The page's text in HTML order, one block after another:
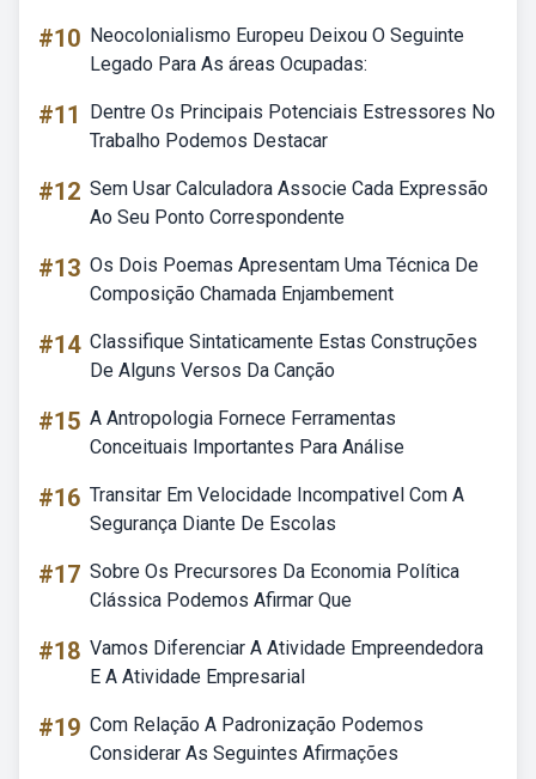
#10 Neocolonialismo Europeu Deixou O Seguinte
Legado Para As áreas Ocupadas:
#11
Dentre Os Principais Potenciais Estressores No
Trabalho Podemos Destacar
#12 Sem Usar Calculadora Associe Cada Expressão
Ao Seu Ponto Correspondente
#13 Os Dois Poemas Apresentam Uma Técnica De
Composição Chamada Enjambement
#14 Classifique Sintaticamente Estas Construções
De Alguns Versos Da Canção
#15 A Antropologia Fornece Ferramentas
Conceituais Importantes Para Análise
#16 Transitar Em Velocidade Incompativel Com A
Segurança Diante De Escolas
#17 Sobre Os Precursores Da Economia Política
Clássica Podemos Afirmar Que
#18 Vamos Diferenciar A Atividade Empreendedora
E A Atividade Empresarial
#19 Com Relação A Padronização Podemos
Considerar As Seguintes Afirmações